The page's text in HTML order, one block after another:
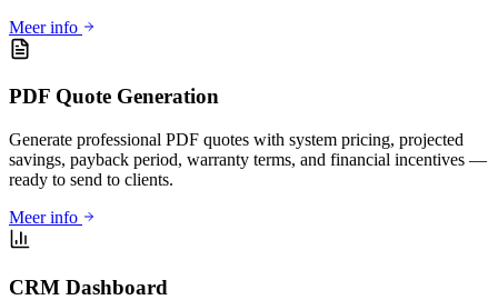
Meer info
PDF Quote Generation
Generate professional PDF quotes with system pricing, projected
savings, payback period, warranty terms, and financial incentives —
ready to send to clients.
Meer info
CRM Dashboard